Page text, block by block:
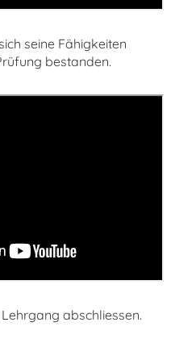
seine Fähigkeiten
bestanden.
abschliessen.